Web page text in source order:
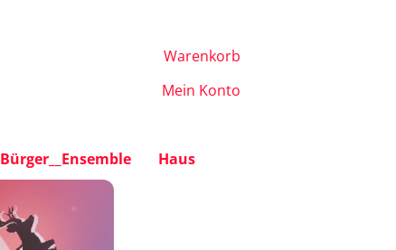
Warenkorb
Mein Konto
Bürger__Ensemble Haus